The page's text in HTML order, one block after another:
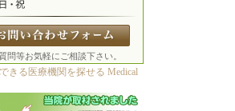
問等お気軽にご相談下さい。